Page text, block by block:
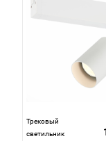
Трековый
светильник